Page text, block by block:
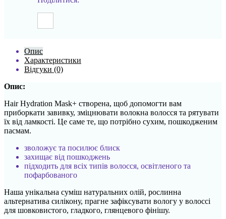
Опис
Характеристики
Відгуки (0)
Опис:
Hair Hydration Mask+ створена, щоб допомогти вам
приборкати завивку, зміцнювати волокна волосся та рятувати
їх від ламкості. Це саме те, що потрібно сухим, пошкодженим
пасмам.
зволожує та посилює блиск
захищає від пошкоджень
підходить для всіх типів волосся, освітленого та
пофарбованого
Наша унікальна суміш натуральних олій, рослинна
альтернатива силікону, прагне зафіксувати вологу у волоссі
для шовковистого, гладкого, глянцевого фінішу.